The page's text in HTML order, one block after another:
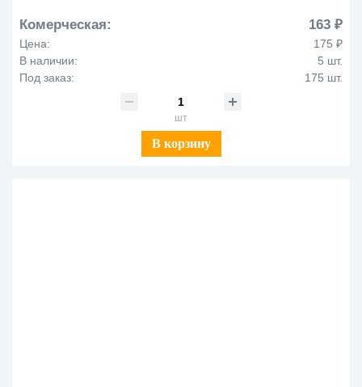
Комерческая: 163 ₽
Цена:
175 ₽
В наличии:
5 шт.
Под заказ:
175 шт.
шт
В корзину